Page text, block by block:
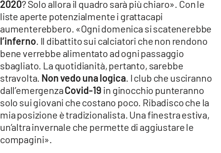
2020? Solo allora il quadro sarà più chiaro». Con le
liste aperte potenzialmente i grattacapi
aumenterebbero. «Ogni domenica si scatenerebbe
l’inferno. Il dibattito sui calciatori che non rendono
bene verrebbe alimentato ad ogni passaggio
sbagliato. La quotidianità, pertanto, sarebbe
stravolta. Non vedo una logica. I club che usciranno
dall’emergenzaCovid-19 in ginocchio punteranno
solo sui giovani che costano poco. Ribadisco che la
mia posizione è tradizionalista. Una finestra estiva,
un’altra invernale che permette di aggiustare le
compagini».